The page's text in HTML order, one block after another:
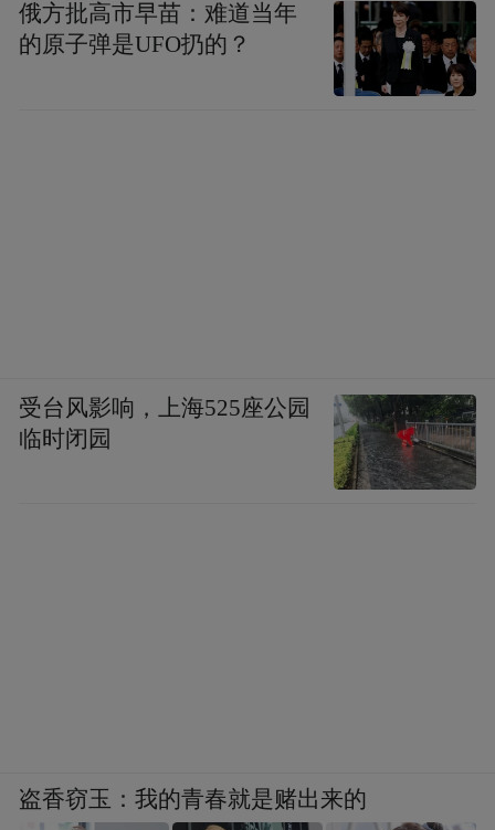
俄方批高市早苗：难道当年
的原子弹是UFO扔的？
受台风影响，上海525座公园
临时闭园
盗香窃玉：我的青春就是赌出来的